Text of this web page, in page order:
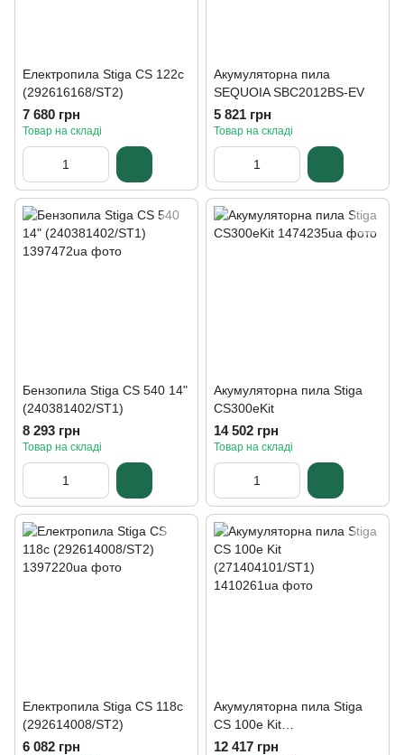
Електропила Stiga CS 122c
(292616168/ST2)
7 680 грн
Товар на складі
Акумуляторна пила
SEQUOIA SBC2012BS-EV
5 821 грн
Товар на складі
Бензопила Stiga CS 540 14"
(240381402/ST1)
8 293 грн
Товар на складі
Акумуляторна пила Stiga
CS300eKit
14 502 грн
Товар на складі
Електропила Stiga CS 118c
(292614008/ST2)
6 082 грн
Акумуляторна пила Stiga
CS 100e Kit
(271404101/ST1)
12 417 грн